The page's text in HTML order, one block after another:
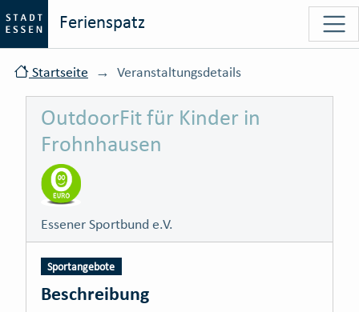
Ferienspatz
Startseite Veranstaltungsdetails
OutdoorFit für Kinder in
Frohnhausen
Essener Sportbund e.V.
Sportangebote
Beschreibung